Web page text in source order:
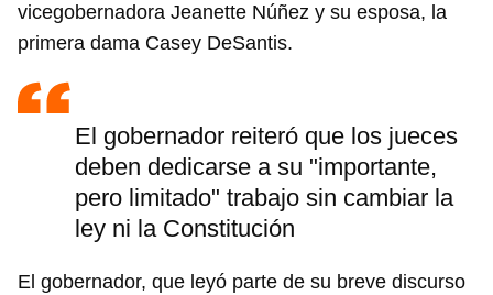
vicegobernadora Jeanette Núñez y su esposa, la
primera dama Casey DeSantis.
El gobernador reiteró que los jueces
deben dedicarse a su "importante,
pero limitado" trabajo sin cambiar la
ley ni la Constitución
El gobernador, que leyó parte de su breve discurso